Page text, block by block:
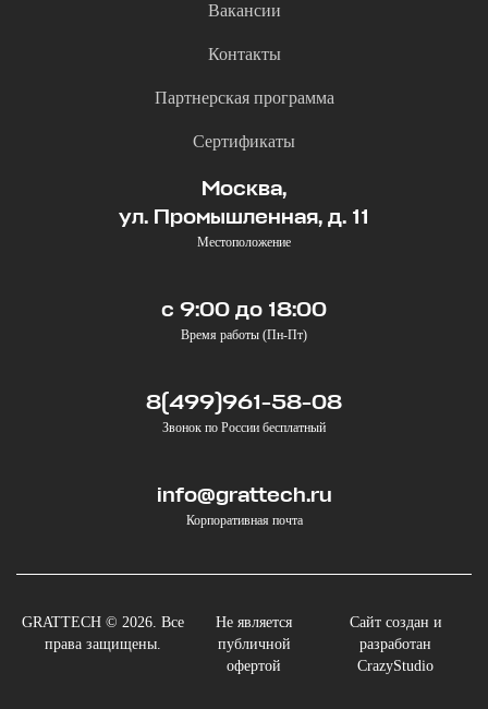
Вакансии
Контакты
Партнерская программа
Сертификаты
Москва,
ул. Промышленная, д. 11
Местоположение
с 9:00 до 18:00
Время работы (Пн-Пт)
8(499)961-58-08
Звонок по России бесплатный
info@grattech.ru
Корпоративная почта
GRATTECH © 2026. Все
права защищены.
Не является
публичной
офертой
Сайт создан и
разработан
CrazyStudio